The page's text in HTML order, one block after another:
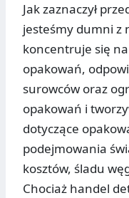
Jak zaznaczył
jesteśmy dumni z
koncentruje się
opakowań,
surowców oraz
opakowań i
dotyczące
podejmowania
kosztów, śladu
Chociaż handel